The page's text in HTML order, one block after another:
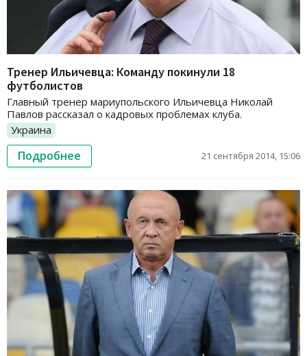
Тренер Ильичевца: Команду покинули 18
футболистов
Главный тренер мариупольского Ильичевца Николай
Павлов рассказал о кадровых проблемах клуба.
Украина
Подробнее 21 сентября 2014, 15:06